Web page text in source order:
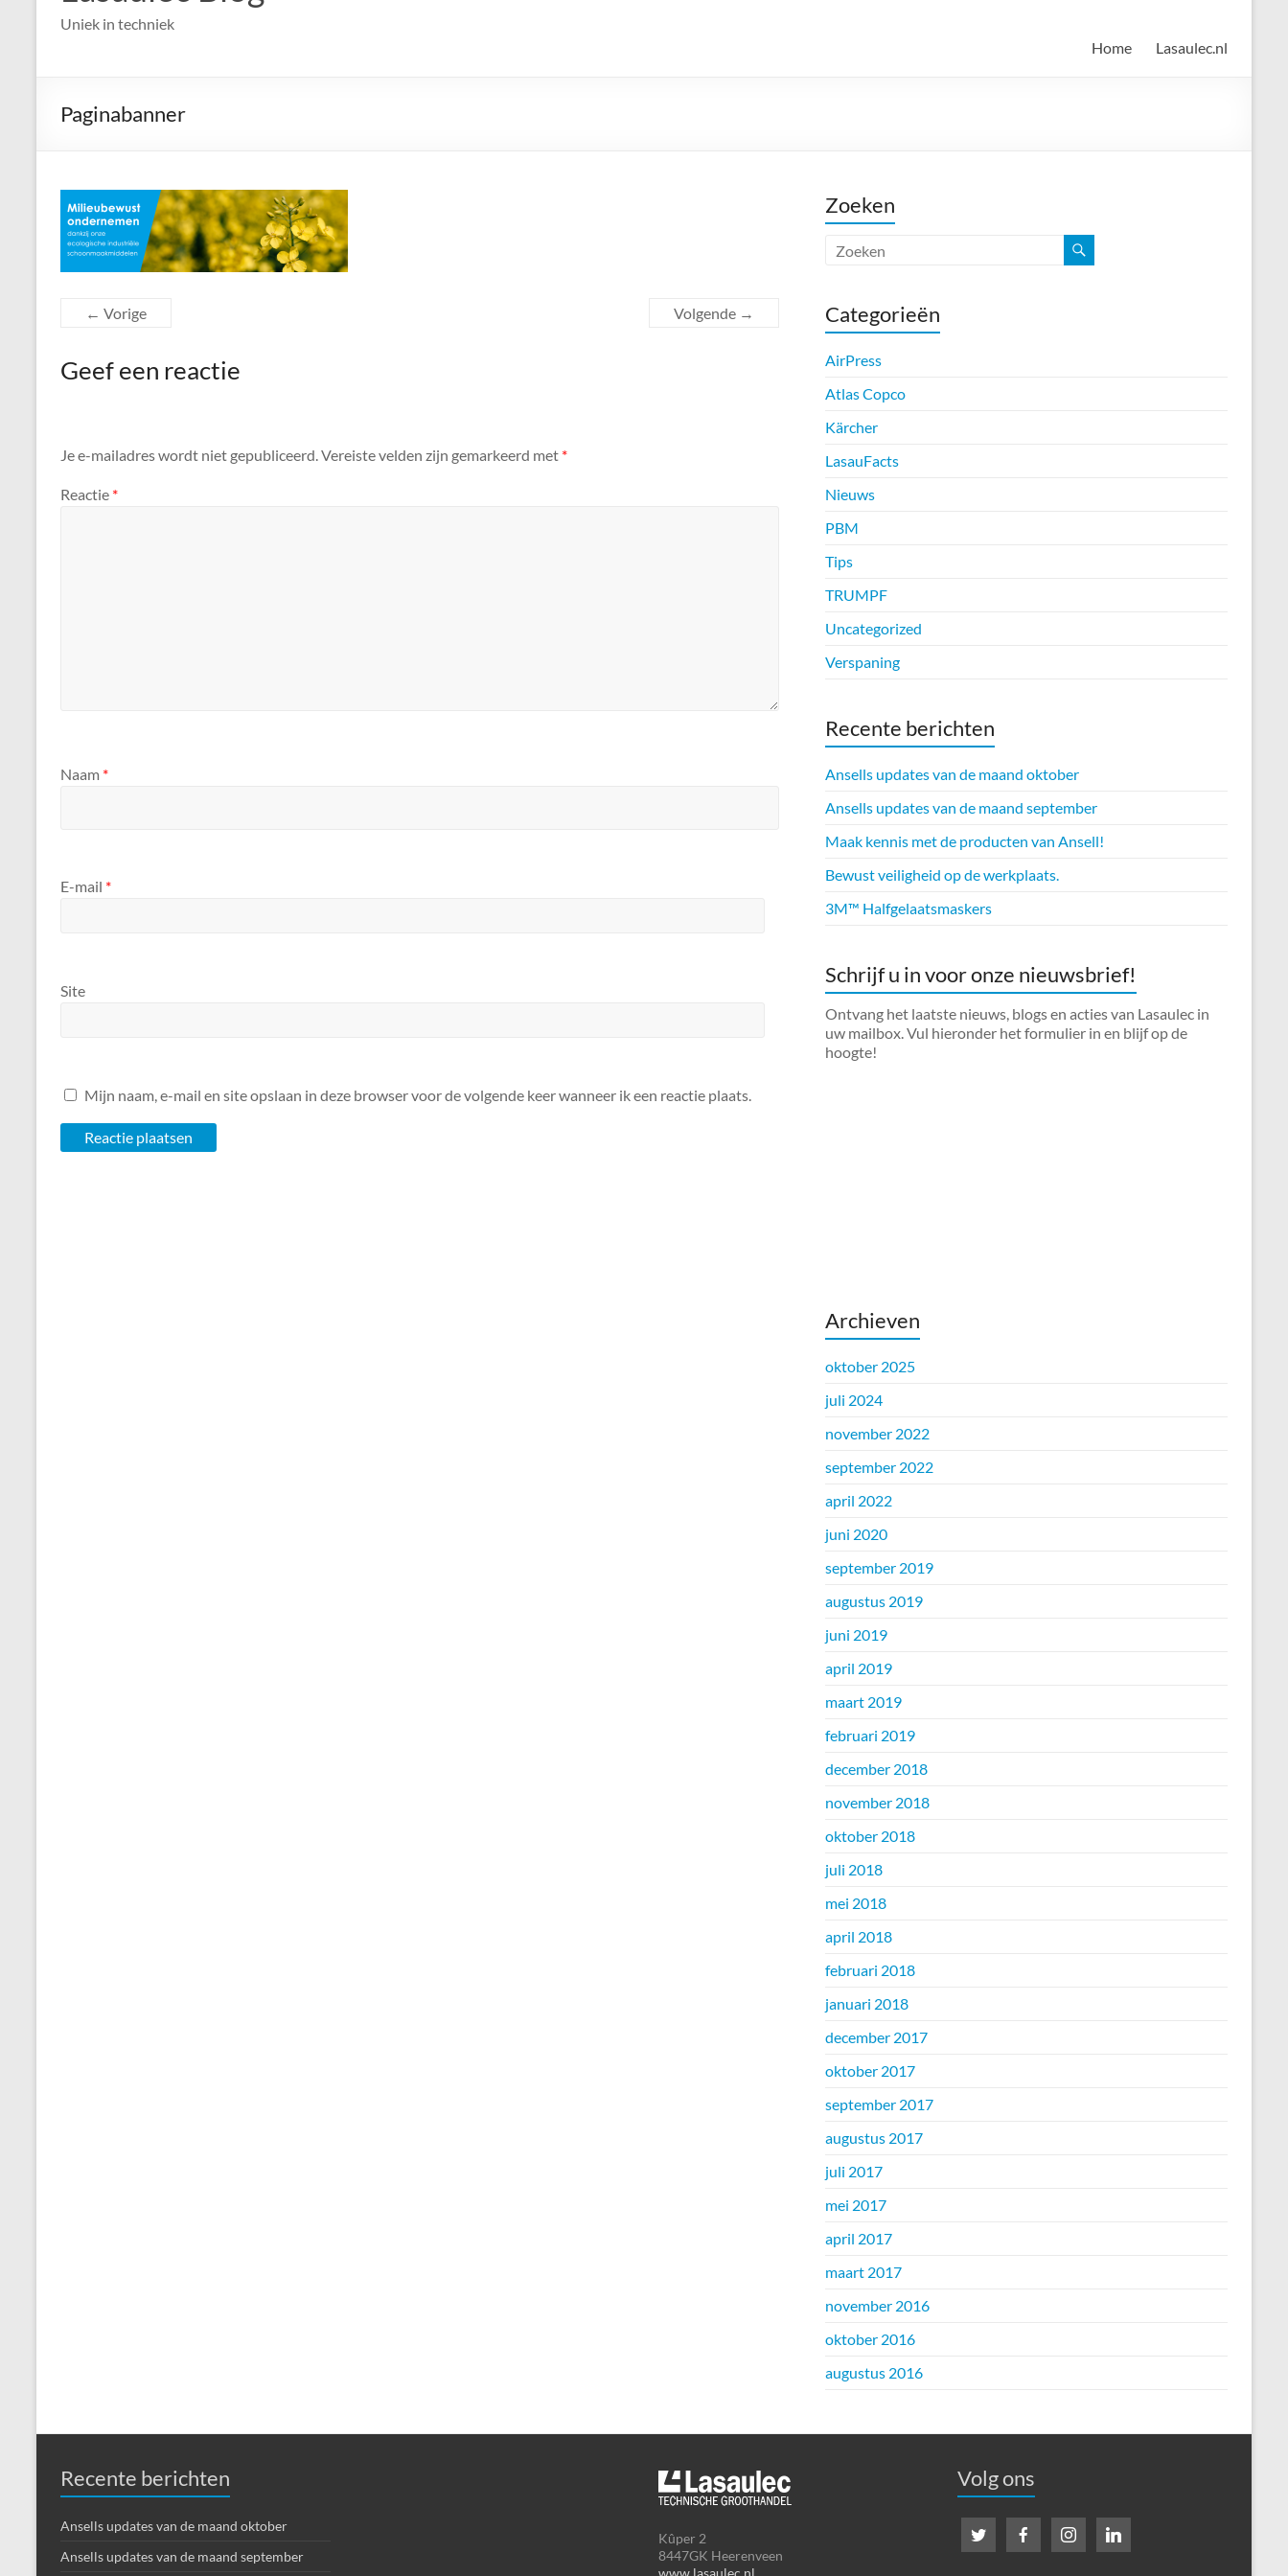
Uniek in techniek
Home
Lasaulec.nl
Paginabanner
← Vorige Volgende →
Geef een reactie
Je e-mailadres wordt niet gepubliceerd. Vereiste velden zijn gemarkeerd met *
Reactie *
Naam *
E-mail *
Site
Mijn naam, e-mail en site opslaan in deze browser voor de volgende keer wanneer ik een reactie plaats.
Zoeken
Categorieën
AirPress
Atlas Copco
Kärcher
LasauFacts
Nieuws
PBM
Tips
TRUMPF
Uncategorized
Verspaning
Recente berichten
Ansells updates van de maand oktober
Ansells updates van de maand september
Maak kennis met de producten van Ansell!
Bewust veiligheid op de werkplaats.
3M™ Halfgelaatsmaskers
Schrijf u in voor onze nieuwsbrief!
Ontvang het laatste nieuws, blogs en acties van Lasaulec in
uw mailbox. Vul hieronder het formulier in en blijf op de
hoogte!
Archieven
oktober 2025
juli 2024
november 2022
september 2022
april 2022
juni 2020
september 2019
augustus 2019
juni 2019
april 2019
maart 2019
februari 2019
december 2018
november 2018
oktober 2018
juli 2018
mei 2018
april 2018
februari 2018
januari 2018
december 2017
oktober 2017
september 2017
augustus 2017
juli 2017
mei 2017
april 2017
maart 2017
november 2016
oktober 2016
augustus 2016
Recente berichten
Ansells updates van de maand oktober
Ansells updates van de maand september
Kûper 2
8447GK Heerenveen
Volg ons